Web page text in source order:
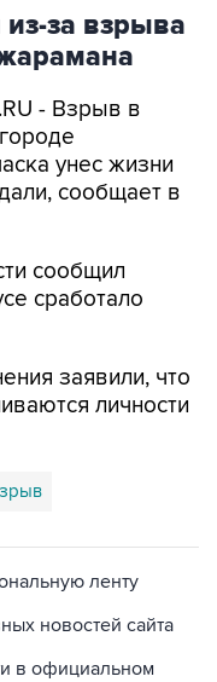
за взрыва
- Взрыв в
унес жизни
сообщает в
сообщил
сработало
заявили, что
личности
ленту
новостей сайта
в официальном